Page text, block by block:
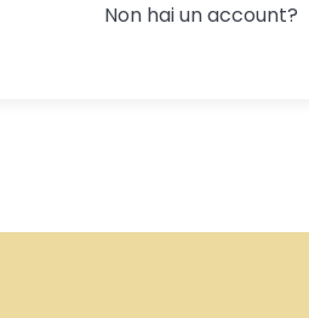
Non hai un account?